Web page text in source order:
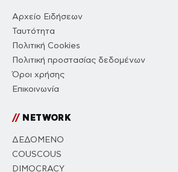
Αρχείο Ειδήσεων
Ταυτότητα
Πολιτική Cookies
Πολιτική προστασίας δεδομένων
Όροι χρήσης
Επικοινωνία
//NETWORK
ΔΕΔΟΜΕΝΟ
COUSCOUS
DIMOCRACY